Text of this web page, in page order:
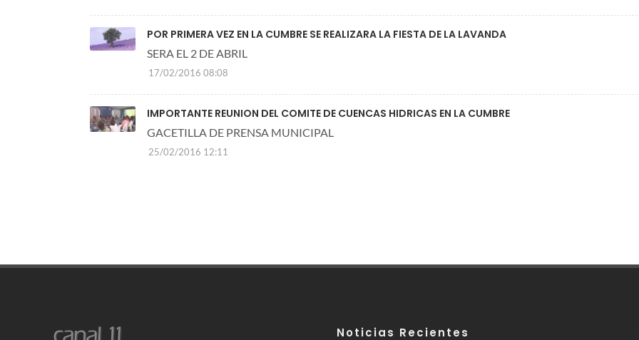
POR PRIMERA VEZ EN LA CUMBRE SE REALIZARA LA FIESTA DE LA LAVANDA
SERA EL 2 DE ABRIL
17/02/2016 08:08
IMPORTANTE REUNION DEL COMITE DE CUENCAS HIDRICAS EN LA CUMBRE
GACETILLA DE PRENSA MUNICIPAL
25/02/2016 12:11
Noticias Recientes